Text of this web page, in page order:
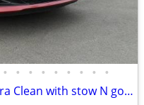
• • • • • • • • •
Dodge Grand Caravan Van Extra Clean with stow N go **1 Year Warranty**